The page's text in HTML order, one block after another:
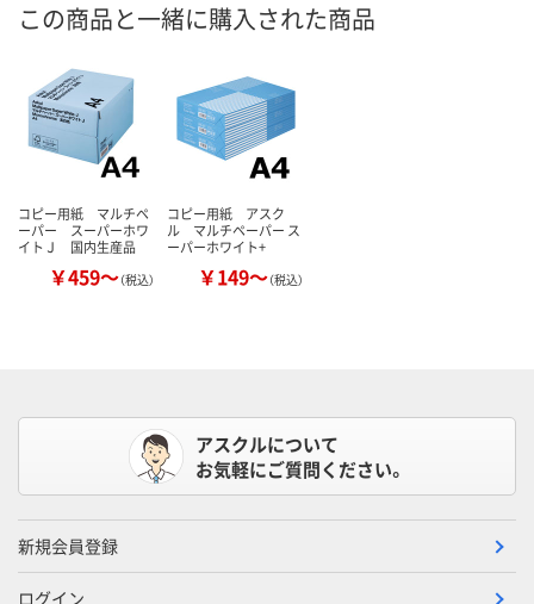
この商品と一緒に購入された商品
コピー用紙 マルチペ
ーパー スーパーホワ
イトＪ 国内生産品
￥459～（税込）
コピー用紙 アスク
ル マルチペーパー ス
ーパーホワイト+
￥149～（税込）
アスクルについて
お気軽にご質問ください。
新規会員登録
ログイン